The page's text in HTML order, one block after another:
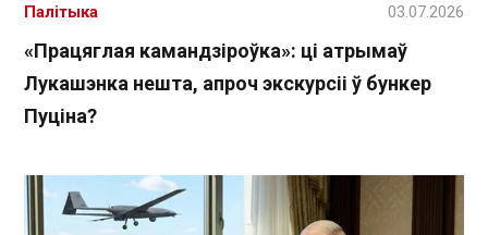
«Працяглая камандзіроўка»: ці атрымаў
Лукашэнка нешта, апроч экскурсіі ў бункер
Пуціна?
Палітыка 03.07.2026